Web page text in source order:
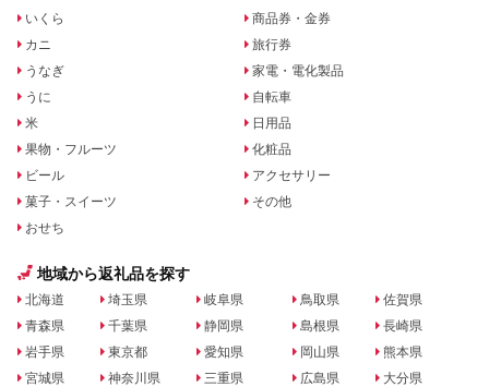
いくら
カニ
うなぎ
うに
米
果物・フルーツ
ビール
菓子・スイーツ
おせち
商品券・金券
旅行券
家電・電化製品
自転車
日用品
化粧品
アクセサリー
その他
地域から返礼品を探す
北海道
青森県
岩手県
宮城県
埼玉県
千葉県
東京都
神奈川県
岐阜県
静岡県
愛知県
三重県
鳥取県
島根県
岡山県
広島県
佐賀県
長崎県
熊本県
大分県